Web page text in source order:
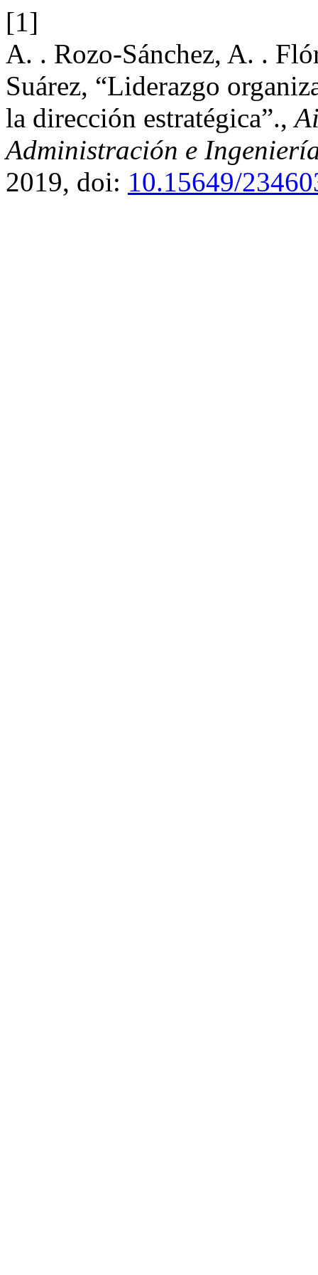
[1]
A. . Rozo-Sánchez, A. .
Suárez, “Liderazgo
la dirección estratégica”.,
Administración e
2019, doi: 10.15649/